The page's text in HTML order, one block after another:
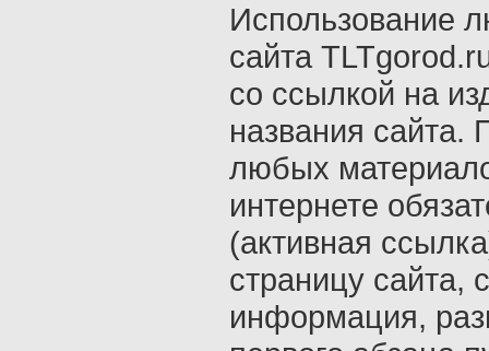
Использование
сайта
со ссылкой на
названия сайта.
любых
интернете
(активная
страницу сайта,
информация,